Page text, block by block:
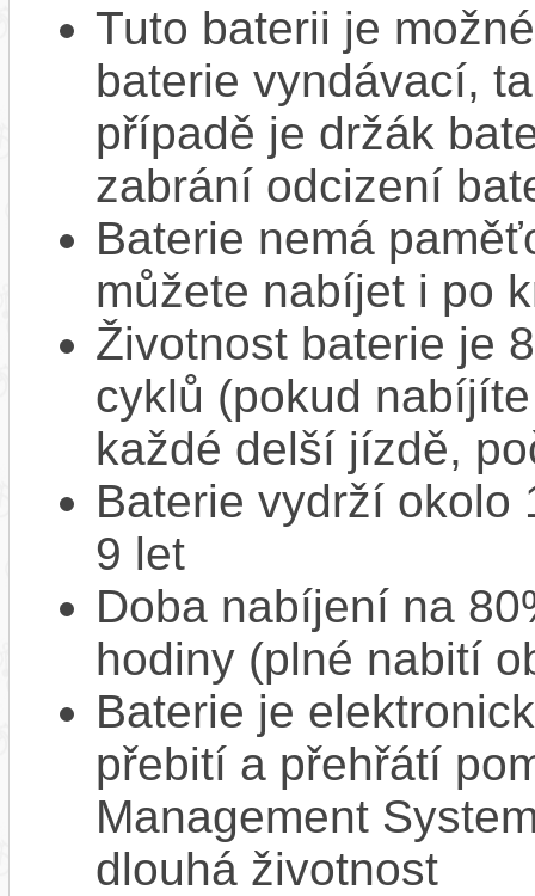
Tuto baterii je
baterie vyndávací,
případě je držák
zabrání odcizení
Baterie nemá
můžete nabíjet i po
Životnost baterie je
cyklů (pokud
každé delší jízdě,
Baterie vydrží okolo
9 let
Doba nabíjení na
hodiny (plné nabití
Baterie je
přebití a přehřátí
Management
dlouhá životnost